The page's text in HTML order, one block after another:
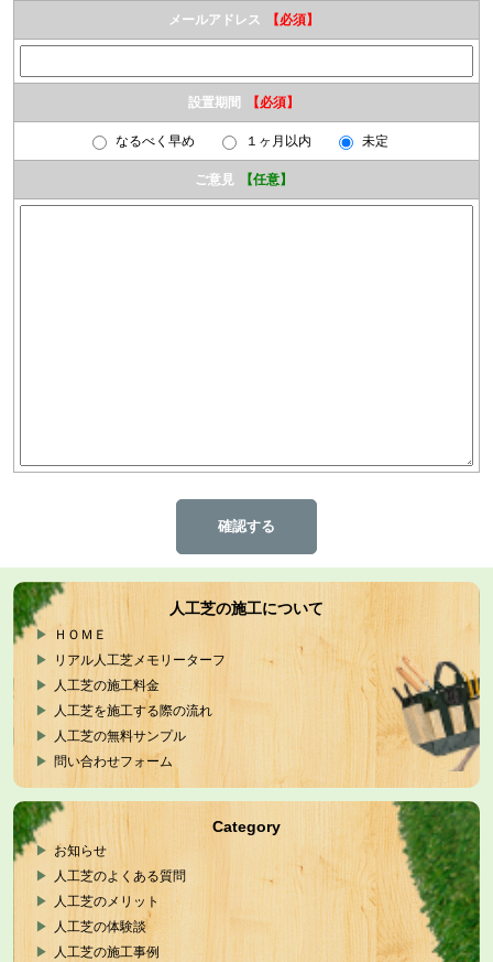
メールアドレス 【必須】
設置期間 【必須】
なるべく早め １ヶ月以内 未定
ご意見 【任意】
人工芝の施工について
ＨＯＭＥ
リアル人工芝メモリーターフ
人工芝の施工料金
人工芝を施工する際の流れ
人工芝の無料サンプル
問い合わせフォーム
Category
お知らせ
人工芝のよくある質問
人工芝のメリット
人工芝の体験談
人工芝の施工事例